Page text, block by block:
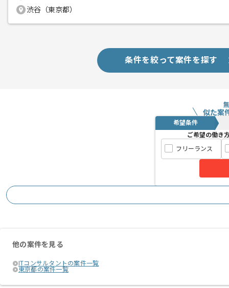
渋谷（東京都）
条件を絞って案件を探す
似た案
希望条件
ご希望の働き
フリーランス
他の案件を見る
ITコンサルタントの案件一覧
東京都の案件一覧